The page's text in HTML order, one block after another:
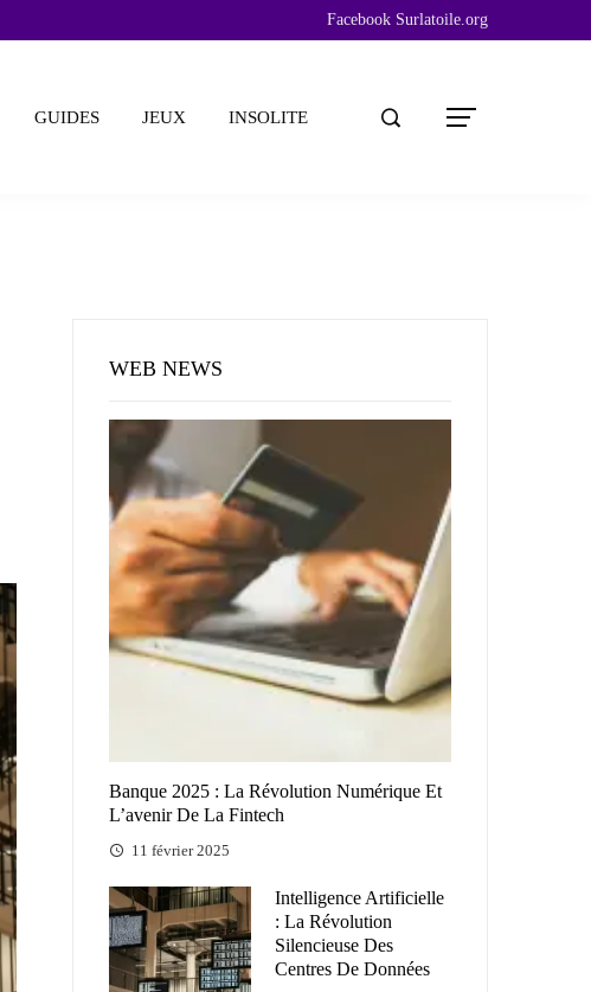
Facebook Surlatoile.org
GUIDES JEUX INSOLITE
WEB NEWS
Banque 2025 : La Révolution Numérique Et
L’avenir De La Fintech
11 février 2025
Intelligence Artificielle
: La Révolution
Silencieuse Des
Centres De Données